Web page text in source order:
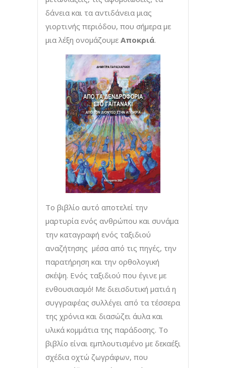
δάνεια και τα αντιδάνεια μιας
γιορτινής περιόδου, που σήμερα με
μια λέξη ονομάζουμε Αποκριά.
Το βιβλίο αυτό αποτελεί την
μαρτυρία ενός ανθρώπου και συνάμα
την καταγραφή ενός ταξιδιού
αναζήτησης μέσα από τις πηγές, την
παρατήρηση και την ορθολογική
σκέψη. Ενός ταξιδιού που έγινε με
ενθουσιασμό! Με διεισδυτική ματιά η
συγγραφέας συλλέγει από τα τέσσερα
της χρόνια και διασώζει άυλα και
υλικά κομμάτια της παράδοσης. Το
βιβλίο είναι εμπλουτισμένο με δεκαέξι
σχέδια οχτώ ζωγράφων, που